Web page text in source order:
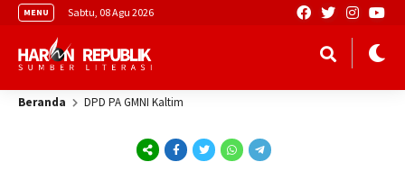
MENU Sabtu, 08 Agu 2026
Beranda DPD PA GMNI Kaltim